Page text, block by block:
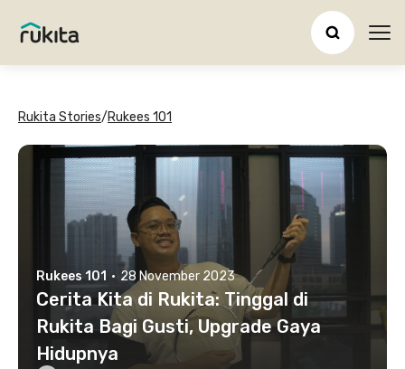
Rukita Stories/Rukees 101
Rukees 101 · 28 November 2023
Cerita Kita di Rukita: Tinggal di
Rukita Bagi Gusti, Upgrade Gaya
Hidupnya